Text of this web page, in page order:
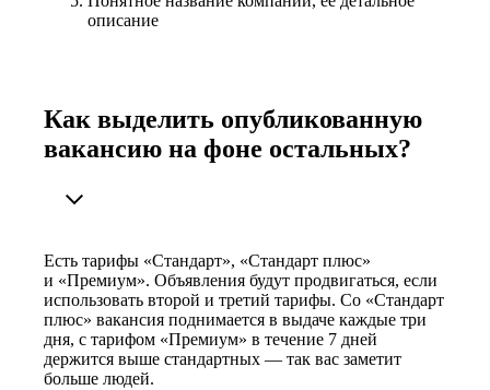
описание
Как выделить опубликованную
вакансию на фоне остальных?
Есть тарифы «Стандарт», «Стандарт плюс»
и «Премиум». Объявления будут продвигаться, если
использовать второй и третий тарифы. Со «Стандарт
плюс» вакансия поднимается в выдаче каждые три
дня, с тарифом «Премиум» в течение 7 дней
держится выше стандартных — так вас заметит
больше людей.